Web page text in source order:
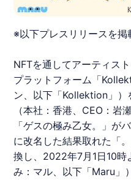
※以下プレスリリースを掲
NFTを通してアーティス
プラットフォーム「
ン、以下「Kollektion 」
（本社：香港、CEO：岩
「ゲスの極み乙女。」が
に改名した結果取れた「
換し、2022年7月1日10時
み：マル、以下「Maru 」